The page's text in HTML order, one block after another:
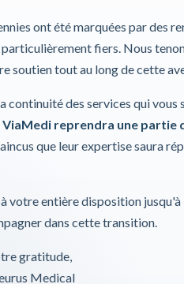
ont été marquées par des
particulièrement fiers. Nous
soutien tout au long de cette
continuité des services qui
ViaMedi reprendra une partie
que leur expertise saura
votre entière disposition
dans cette transition.
gratitude,
Medical